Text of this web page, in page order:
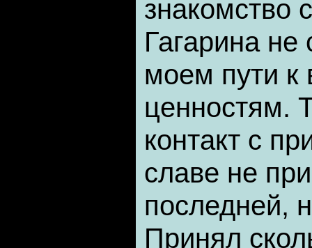
знакомство
Гагарина не
моем пути к
ценностям.
контакт с
славе не
последней,
Принял